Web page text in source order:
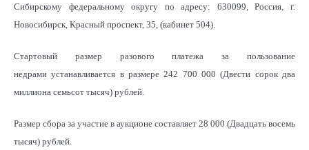
Сибирскому федеральному округу по адресу: 630099, Россия, г.
Новосибирск, Красный проспект, 35, (кабинет 504).
Стартовый размер разового платежа за пользование
недрами устанавливается в размере 242 700 000 (Двести сорок два
миллиона семьсот тысяч) рублей.
Размер сбора за участие в аукционе составляет 28 000 (Двадцать восемь
тысяч) рублей.